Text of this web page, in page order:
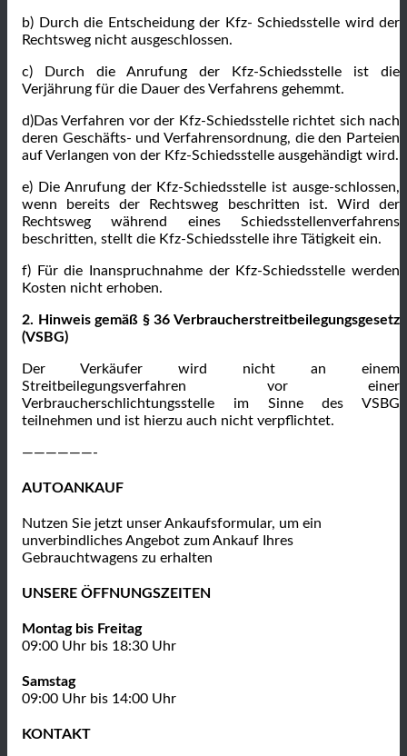
b) Durch die Entscheidung der Kfz- Schiedsstelle wird der
Rechtsweg nicht ausgeschlossen.
c) Durch die Anrufung der Kfz-Schiedsstelle ist die
Verjährung für die Dauer des Verfahrens gehemmt.
d)Das Verfahren vor der Kfz-Schiedsstelle richtet sich nach
deren Geschäfts- und Verfahrensordnung, die den Parteien
auf Verlangen von der Kfz-Schiedsstelle ausgehändigt wird.
e) Die Anrufung der Kfz-Schiedsstelle ist ausge-schlossen,
wenn bereits der Rechtsweg beschritten ist. Wird der
Rechtsweg während eines Schiedsstellenverfahrens
beschritten, stellt die Kfz-Schiedsstelle ihre Tätigkeit ein.
f) Für die Inanspruchnahme der Kfz-Schiedsstelle werden
Kosten nicht erhoben.
2. Hinweis gemäß § 36 Verbraucherstreitbeilegungsgesetz
(VSBG)
Der Verkäufer wird nicht an einem
Streitbeilegungsverfahren vor einer
Verbraucherschlichtungsstelle im Sinne des VSBG
teilnehmen und ist hierzu auch nicht verpflichtet.
——————-
AUTOANKAUF
Nutzen Sie jetzt unser Ankaufsformular, um ein
unverbindliches Angebot zum Ankauf Ihres
Gebrauchtwagens zu erhalten
UNSERE ÖFFNUNGSZEITEN
Montag bis Freitag
09:00 Uhr bis 18:30 Uhr
Samstag
09:00 Uhr bis 14:00 Uhr
KONTAKT